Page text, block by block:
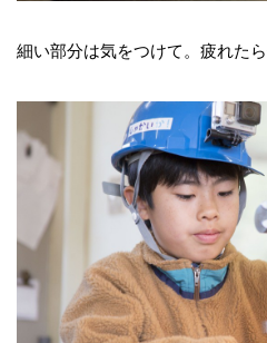
細い部分は気をつけて。疲れた